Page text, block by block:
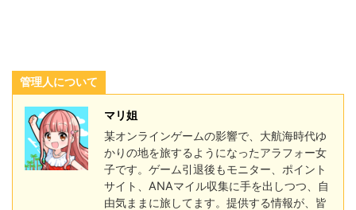
管理人について
マリ姐
某オンラインゲームの影響で、大航海時代ゆ
かりの地を旅するようになったアラフォー女
子です。ゲーム引退後もモニター、ポイント
サイト、ANAマイル収集に手を出しつつ、自
由気ままに旅してます。提供する情報が、皆